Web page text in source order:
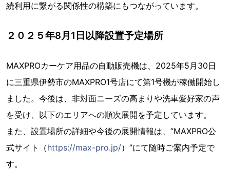
続利用に繋がる関係性の構築にもつながっています。
２０２５年8月1日以降設置予定場所
MAXPROカーケア用品の自動販売機は、2025年5月30日
に三重県伊勢市のMAXPRO1号店にて第1号機が稼働開始し
ました。今後は、非対面ニーズの高まりや洗車愛好家の声
を受け、以下のエリアへの順次展開を予定しています。
また、設置場所の詳細や今後の展開情報は、”MAXPRO公
式サイト（https://max-pro.jp/）”にて随時ご案内予定で
す。